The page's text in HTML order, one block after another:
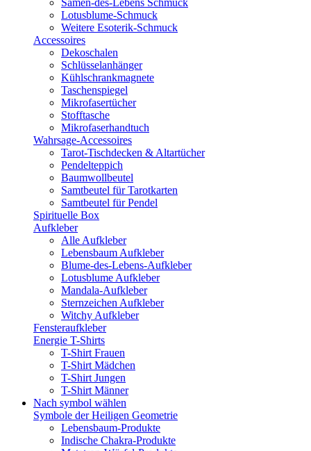
Samen-des-Lebens Schmuck
Lotusblume-Schmuck
Weitere Esoterik-Schmuck
Accessoires
Dekoschalen
Schlüsselanhänger
Kühlschrankmagnete
Taschenspiegel
Mikrofasertücher
Stofftasche
Mikrofaserhandtuch
Wahrsage-Accessoires
Tarot-Tischdecken & Altartücher
Pendelteppich
Baumwollbeutel
Samtbeutel für Tarotkarten
Samtbeutel für Pendel
Spirituelle Box
Aufkleber
Alle Aufkleber
Lebensbaum Aufkleber
Blume-des-Lebens-Aufkleber
Lotusblume Aufkleber
Mandala-Aufkleber
Sternzeichen Aufkleber
Witchy Aufkleber
Fensteraufkleber
Energie T-Shirts
T-Shirt Frauen
T-Shirt Mädchen
T-Shirt Jungen
T-Shirt Männer
Nach symbol wählen
Symbole der Heiligen Geometrie
Lebensbaum-Produkte
Indische Chakra-Produkte